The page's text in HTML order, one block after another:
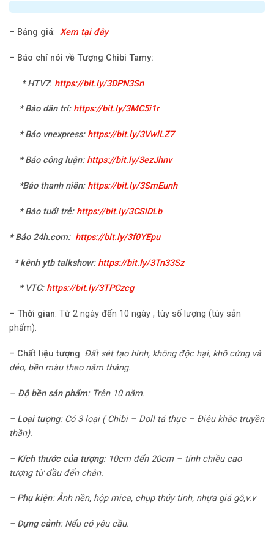
– Bảng giá: Xem tại đây
– Báo chí nói về Tượng Chibi Tamy:
* HTV7: https://bit.ly/3DPN3Sn
* Báo dân trí: https://bit.ly/3MC5i1r
* Báo vnexpress: https://bit.ly/3VwlLZ7
* Báo công luận: https://bit.ly/3ezJhnv
*Báo thanh niên: https://bit.ly/3SmEunh
* Báo tuổi trẻ: https://bit.ly/3CSlDLb
* Báo 24h.com: https://bit.ly/3f0YEpu
* kênh ytb talkshow: https://bit.ly/3Tn33Sz
* VTC: https://bit.ly/3TPCzcg
– Thời gian: Từ 2 ngày đến 10 ngày , tùy số lượng (tùy sản
phẩm).
– Chất liệu tượng: Đất sét tạo hình, không độc hại, khô cứng và
dẻo, bền màu theo năm tháng.
– Độ bền sản phẩm: Trên 10 năm.
– Loại tượng: Có 3 loại ( Chibi – Doll tả thực – Điêu khắc truyền
thần).
– Kích thước của tượng: 10cm đến 20cm – tính chiều cao
tượng từ đầu đến chân.
– Phụ kiện: Ảnh nền, hộp mica, chụp thủy tinh, nhựa giả gỗ,v.v
– Dựng cảnh:Nếu có yêu cầu.